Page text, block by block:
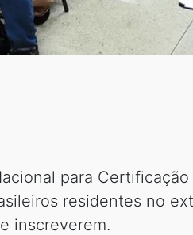
para
residentes no
inscreverem.